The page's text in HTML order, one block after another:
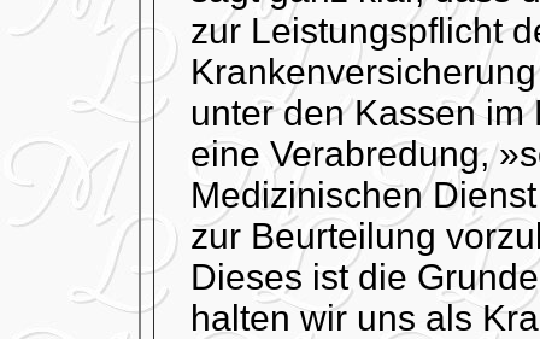
zur Leistungspflicht
unter den Kassen
eine Verabredung,
Medizinischen
zur Beurteilung
Dieses ist die
halten wir uns als